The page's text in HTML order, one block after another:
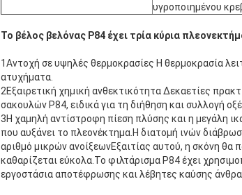
υγροποιημένου
Το βέλος βελόνας P84 έχει τρία κύρια
1Αντοχή σε υψηλές θερμοκρασίες Η θερμοκρασία
ατυχήματα.
2Εξαιρετική χημική ανθεκτικότητα Δεκαετίες
σακουλών P84, ειδικά για τη διήθηση και συλλογή
3Η χαμηλή αντίστροφη πίεση πλύσης και η μεγάλη
που αυξάνει το πλεονέκτημα.Η διατομή ινών
αριθμό μικρών ανοίξεωνΕξαιτίας αυτού, η σκόνη
καθαρίζεται εύκολα.Το φιλτάρισμα P84 έχει
εργοστάσια αποτέφρωσης και λέβητες καύσης